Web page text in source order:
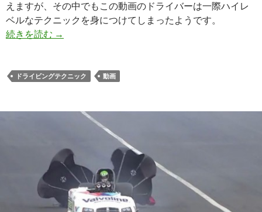
えますが、その中でもこの動画のドライバーは一際ハイレ
ベルなテクニックを身につけてしまったようです。
続きを読む →
ドライビングテクニック 動画